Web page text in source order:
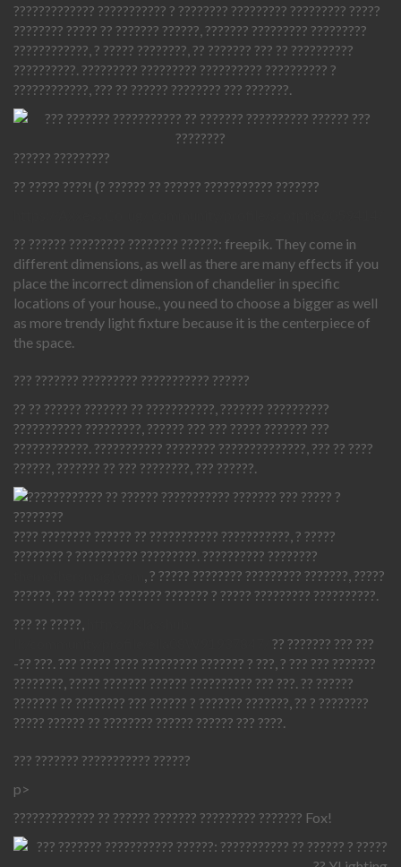
????????????? ??????????? ? ???????? ????????? ????????? ?????
???????? ????? ?? ??????? ??????, ??????? ????????? ?????????
????????????, ? ????? ????????, ?? ??????? ??? ?? ??????????
??????????. ????????? ????????? ?????????? ?????????? ?
????????????, ??? ?? ?????? ???????? ??? ???????.
?????? ?????????
?? ????? ????! (? ?????? ?? ?????? ??????????? ???????
?? ?????? ????????? ???????? ??????: freepik. They come in
different dimensions, as well as there are many effects if you
place the incorrect dimension of chandelier in specific
locations of your house., you need to choose a bigger as well
as more trendy light fixture because it is the centerpiece of
the space.
??? ??????? ????????? ??????????? ??????
?? ?? ?????? ??????? ?? ???????????, ??????? ??????????
??????????? ?????????, ?????? ??? ??? ????? ??????? ???
????????????. ??????????? ???????? ??????????????, ??? ?? ????
??????, ??????? ?? ??? ????????, ??? ??????.
???? ???????? ?????? ?? ??????????? ???????????, ? ?????
???????? ? ?????????? ?????????. ?????????? ????????
, ? ????? ???????? ????????? ???????, ?????
??????, ??? ?????? ??????? ??????? ? ????? ????????? ??????????.
??? ?? ?????,
?? ??????? ??? ???
-?? ???. ??? ????? ???? ????????? ??????? ? ???, ? ??? ??? ???????
????????, ????? ??????? ?????? ?????????? ??? ???. ?? ??????
??????? ?? ???????? ??? ?????? ? ??????? ???????, ?? ? ????????
????? ?????? ?? ???????? ?????? ?????? ??? ????.
??? ??????? ??????????? ??????
p>
????????????? ?? ?????? ??????? ????????? ??????? Fox!